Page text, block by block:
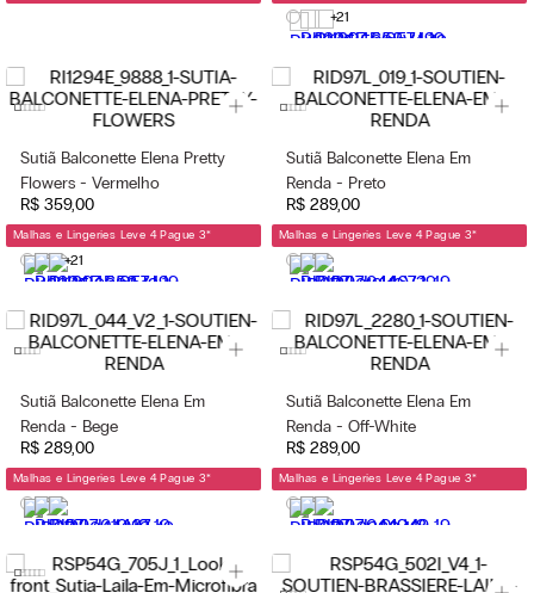
+21
Sutiã Balconette Elena Pretty
Flowers - Vermelho
R$ 359,00
Malhas e Lingeries Leve 4 Pague 3*
+21
Sutiã Balconette Elena Em
Renda - Preto
R$ 289,00
Malhas e Lingeries Leve 4 Pague 3*
Sutiã Balconette Elena Em
Renda - Bege
R$ 289,00
Malhas e Lingeries Leve 4 Pague 3*
Sutiã Balconette Elena Em
Renda - Off-White
R$ 289,00
Malhas e Lingeries Leve 4 Pague 3*